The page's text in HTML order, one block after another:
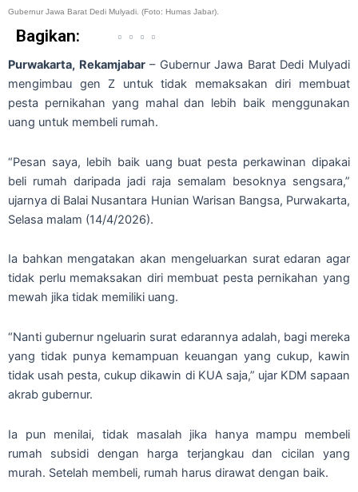
Gubernur Jawa Barat Dedi Mulyadi. (Foto: Humas Jabar).
Bagikan:
Purwakarta, Rekamjabar– Gubernur Jawa Barat Dedi Mulyadi
mengimbau gen Z untuk tidak memaksakan diri membuat
pesta pernikahan yang mahal dan lebih baik menggunakan
uang untuk membeli rumah.
“Pesan saya, lebih baik uang buat pesta perkawinan dipakai
beli rumah daripada jadi raja semalam besoknya sengsara,”
ujarnya di Balai Nusantara Hunian Warisan Bangsa, Purwakarta,
Selasa malam (14/4/2026).
Ia bahkan mengatakan akan mengeluarkan surat edaran agar
tidak perlu memaksakan diri membuat pesta pernikahan yang
mewah jika tidak memiliki uang.
“Nanti gubernur ngeluarin surat edarannya adalah, bagi mereka
yang tidak punya kemampuan keuangan yang cukup, kawin
tidak usah pesta, cukup dikawin di KUA saja,” ujar KDM sapaan
akrab gubernur.
Ia pun menilai, tidak masalah jika hanya mampu membeli
rumah subsidi dengan harga terjangkau dan cicilan yang
murah. Setelah membeli, rumah harus dirawat dengan baik.